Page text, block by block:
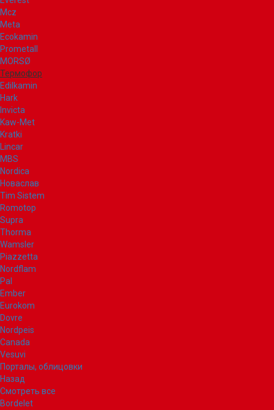
Mcz
Meta
Ecokamin
Prometall
MORSØ
Термофор
Edilkamin
Hark
Invicta
Kaw-Met
Kratki
Lincar
MBS
Nordica
Новаслав
Tim Sistem
Romotop
Supra
Thorma
Wamsler
Piazzetta
Nordflam
Pal
Ember
Eurokom
Dovre
Nordpeis
Canada
Vesuvi
Порталы, облицовки
Назад
Смотреть все
Bordelet